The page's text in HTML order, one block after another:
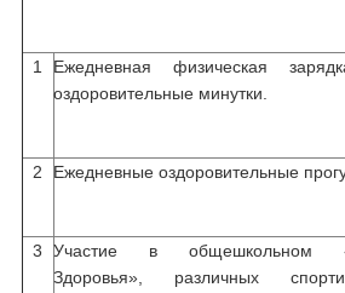
1
Ежедневная физическая
оздоровительные минутки.
2 Ежедневные оздоровительные
3
Участие в общешкольном
Здоровья», различных